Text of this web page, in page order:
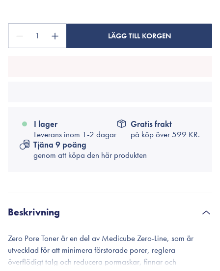
1 LÄGG TILL KORGEN
I lager
Leverans inom 1-2 dagar
Gratis frakt
på köp över599 KR.
Tjäna 9 poäng
genom att köpa den här produkten
Beskrivning
Zero Pore Toner är en del av Medicube Zero-Line, som är
utvecklad för att minimera förstorade porer, reglera
överflödigt talg och reducera pormaskar, finnar och